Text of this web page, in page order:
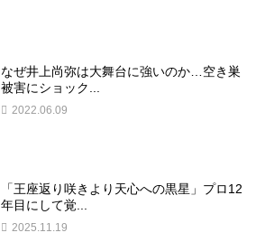
なぜ井上尚弥は大舞台に強いのか…空き巣
被害にショック...
2022.06.09
「王座返り咲きより天心への黒星」プロ12
年目にして覚...
2025.11.19